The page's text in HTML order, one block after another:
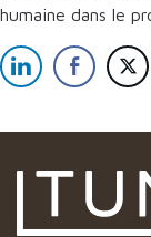
humaine dans le